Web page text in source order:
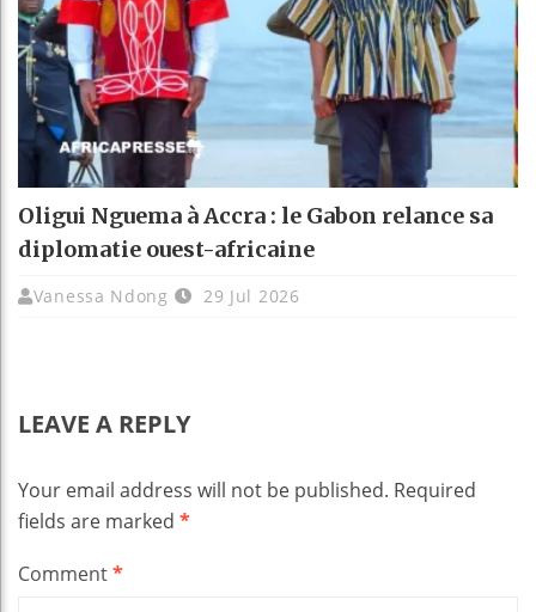
Oligui Nguema à Accra : le Gabon relance sa
diplomatie ouest-africaine
Vanessa Ndong 29 Jul 2026
LEAVE A REPLY
Your email address will not be published. Required
fields are marked *
Comment*